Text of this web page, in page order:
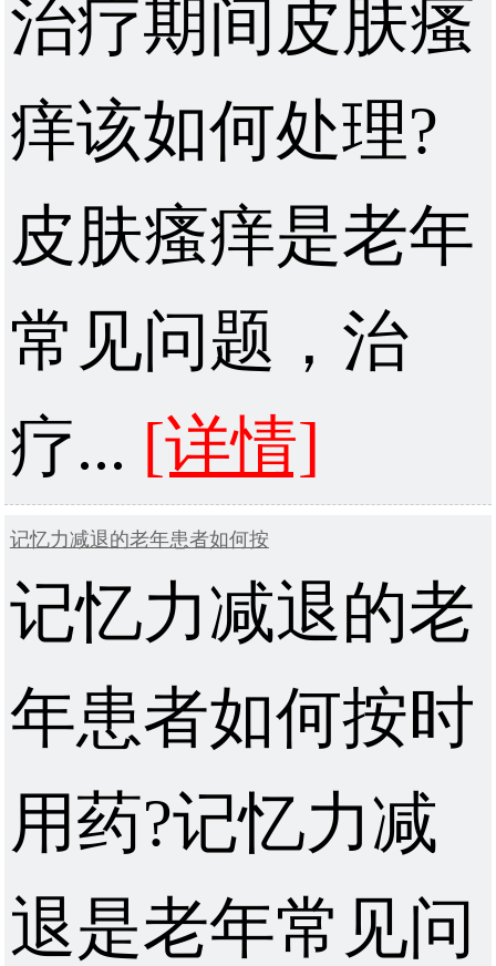
治疗期间皮肤瘙
痒该如何处理?
皮肤瘙痒是老年
常见问题，治
疗... [详情]
记忆力减退的老年患者如何按
记忆力减退的老
年患者如何按时
用药?记忆力减
退是老年常见问